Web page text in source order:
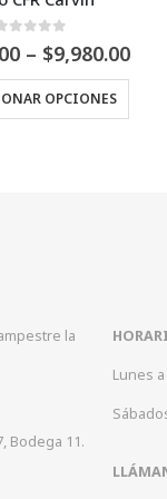
Price
range:
$4,075.00
through
Este producto tiene múltiples variantes. Las opciones se pueden elegir en la página de producto
la
Bodega 11.
Lunes